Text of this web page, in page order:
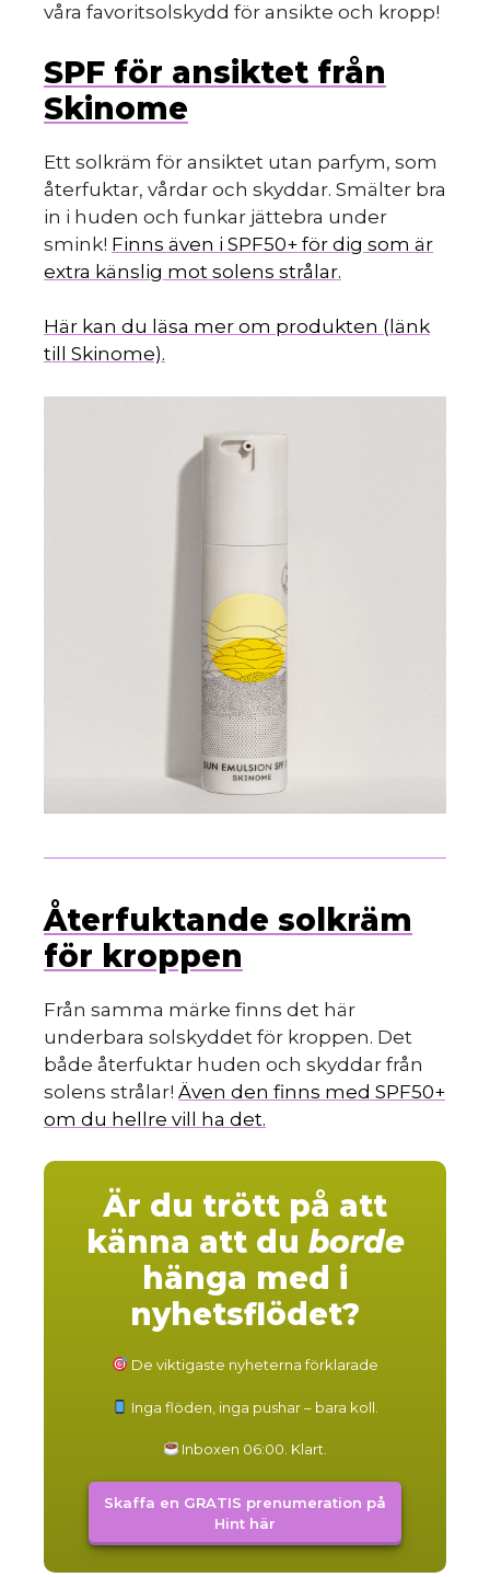
våra favoritsolskydd för ansikte och kropp!
SPF för ansiktet från
Skinome
Ett solkräm för ansiktet utan parfym, som
återfuktar, vårdar och skyddar. Smälter bra
in i huden och funkar jättebra under
smink! Finns även i SPF50+ för dig som är
extra känslig mot solens strålar.
Här kan du läsa mer om produkten (länk
till Skinome).
Återfuktande solkräm
för kroppen
Från samma märke finns det här
underbara solskyddet för kroppen. Det
både återfuktar huden och skyddar från
solens strålar! Även den finns med SPF50+
om du hellre vill ha det.
Är du trött på att
känna att du borde
hänga med i
nyhetsflödet?
De viktigaste nyheterna förklarade
Inga flöden, inga pushar – bara koll.
Inboxen 06:00. Klart.
Skaffa en GRATIS prenumeration på
Hint här